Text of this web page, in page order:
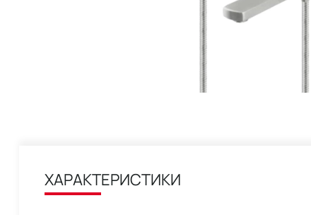
ХАРАКТЕРИСТИКИ